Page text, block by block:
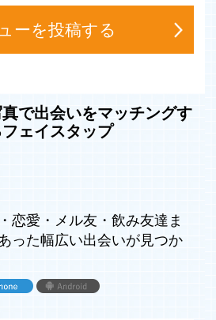
トをさせて頂きます！
しシンプルな機能に集約しているか
単にご利用頂くことが出来ます！
約に同意の上ご利用下さい。
ーを投稿する
で出会いをマッチングす
フェイスタップ
恋愛・メル友・飲み友達ま
った幅広い出会いが見つか